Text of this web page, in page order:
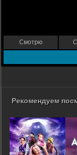
Смотрю
Рекомендуем